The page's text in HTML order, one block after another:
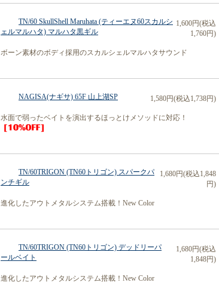
TN/60 SkullShell Maruhata (ティーエヌ60スカルシ
ェルマルハタ) マルハタ黒ギル
1,600円(税込
1,760円)
ボーン素材のボディ採用のスカルシェルマルハタサウンド
NAGISA(ナギサ) 65F 山上湖SP 1,580円(税込1,738円)
水面で弱ったベイトを演出するほっとけメソッドに対応！
TN/60TRIGON (TN60トリゴン) スパークパ
ンチギル
1,680円(税込1,848
円)
進化したアウトメタルシステム搭載！New Color
TN/60TRIGON (TN60トリゴン) デッドリーパ
ールベイト
1,680円(税込
1,848円)
進化したアウトメタルシステム搭載！New Color